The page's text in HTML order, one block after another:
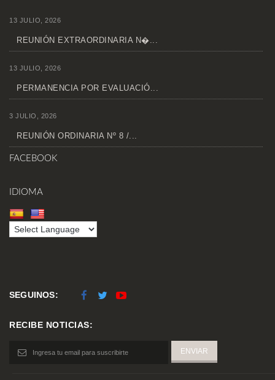
13 JULIO, 2026
REUNIÓN EXTRAORDINARIA N�...
13 JULIO, 2026
PERMANENCIA POR EVALUACIÓ...
3 JULIO, 2026
REUNIÓN ORDINARIA Nº 8 /...
FACEBOOK
IDIOMA
SEGUINOS:
RECIBE NOTICIAS: